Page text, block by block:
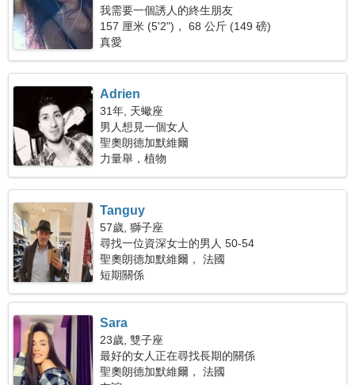
我需要一個誘人的終生朋友
157 厘米 (5'2")， 68 公斤 (149 磅)
真愛
Adrien
31年, 天蠍座
男人想見一個女人
聖奧朗德加默維爾
力量舉，植物
Tanguy
57歲, 獅子座
尋找一位資深女士的男人 50-54
聖奧朗德加默維爾， 法國
短期關係
Sara
23歲, 雙子座
最好的女人正在尋找長期的關係
聖奧朗德加默維爾， 法國